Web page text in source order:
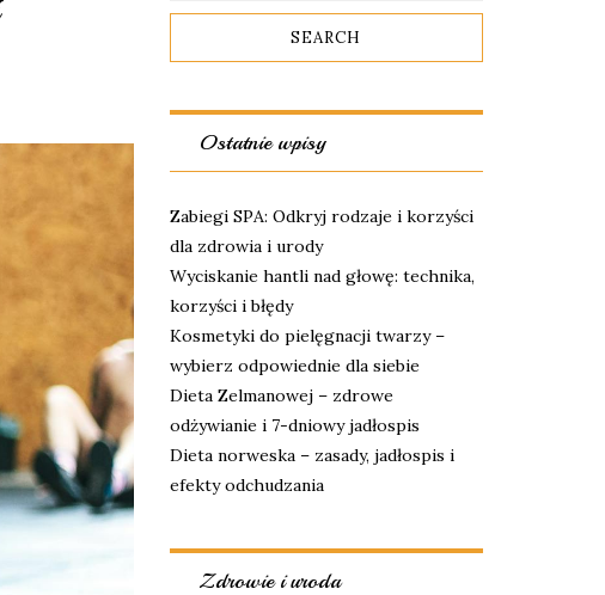
Ostatnie wpisy
Zabiegi SPA: Odkryj rodzaje i korzyści
dla zdrowia i urody
Wyciskanie hantli nad głowę: technika,
korzyści i błędy
Kosmetyki do pielęgnacji twarzy –
wybierz odpowiednie dla siebie
Dieta Zelmanowej – zdrowe
odżywianie i 7-dniowy jadłospis
Dieta norweska – zasady, jadłospis i
efekty odchudzania
Zdrowie i uroda